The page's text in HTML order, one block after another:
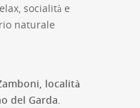
socialità e
naturale
località
del Garda.